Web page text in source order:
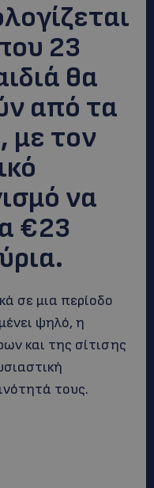
23
θα
από τα
με τον
να
€23
σε μια περίοδο
ψηλό, η
και της σίτισης
τους.